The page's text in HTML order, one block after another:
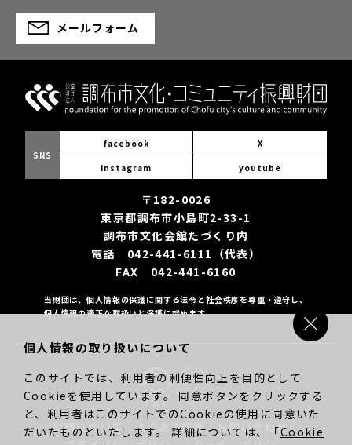
メールフォーム
SNS
facebook X
instagram youtube
〒182-0026
東京都調布市小島町2-33-1
調布市文化会館たづくり内
電話 042-441-6111（代表）
FAX 042-441-6160
当財団は、個人情報の保護に関する法令と社会秩序を尊重・遵守し、
個人情報の適正な取扱いと保護に努めます。
財団について｜よくある質問｜お問い合わせ｜
個人情報の取り扱いについて
このサイトでは、利用者の利便性向上を目的として
Cookieを使用しています。 同意ボタンをクリックする
と、利用者はこのサイトでのCookieの使用に同意いた
だいたものといたします。 詳細については、「Cookie